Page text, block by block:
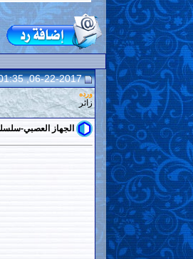
06-22-2017, 01:35 AM
ورده
زائر
الجهاز العصبي-